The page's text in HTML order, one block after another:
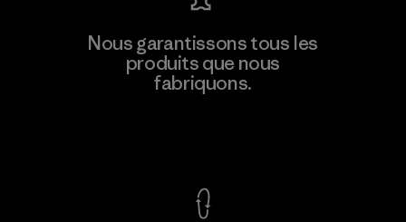
Kanaan Bao Loc Co., Ltd.
Nous garantissons tous les
produits que nous
fabriquons.